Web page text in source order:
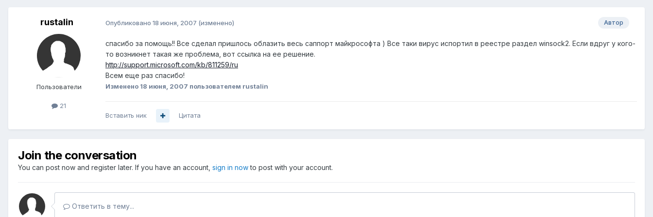
rustalin
Пользователи
21
Автор
Опубликовано 18 июня, 2007 (изменено)
спасибо за помощь!! Все сделал пришлось облазить весь саппорт майкрософта ) Все таки вирус испортил в реестре раздел winsock2. Если вдруг у кого-
то возникнет такая же проблема, вот ссылка на ее решение.
http://support.microsoft.com/kb/811259/ru
Всем еще раз спасибо!
Изменено 18 июня, 2007 пользователем rustalin
Вставить ник Цитата
Join the conversation
You can post now and register later. If you have an account, sign in nowto post with your account.
Ответить в тему...